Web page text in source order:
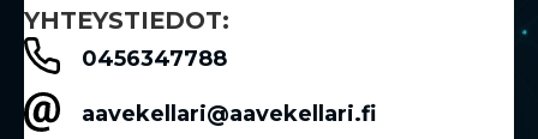
YHTEYSTIEDOT:
0456347788
aavekellari@aavekellari.fi